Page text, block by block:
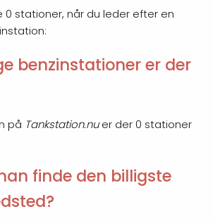
stationer, når du leder efter en
benzinstationer er der
på Tankstation.nuer der 0 stationer
finde den billigste